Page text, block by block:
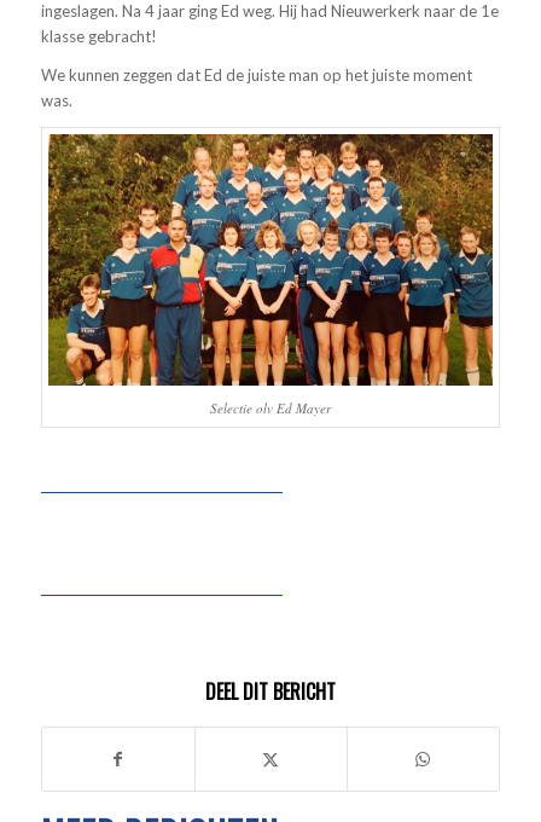
ingeslagen. Na 4 jaar ging Ed weg. Hij had Nieuwerkerk naar de 1e
klasse gebracht!
We kunnen zeggen dat Ed de juiste man op het juiste moment
was.
Selectie olv Ed Mayer
DEEL DIT BERICHT